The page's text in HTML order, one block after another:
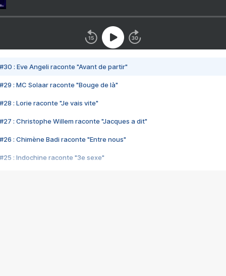
#30 : Eve Angeli raconte "Avant de partir"
#29 : MC Solaar raconte "Bouge de là"
#28 : Lorie raconte "Je vais vite"
#27 : Christophe Willem raconte "Jacques a dit"
#26 : Chimène Badi raconte "Entre nous"
#25 : Indochine raconte "3e sexe"